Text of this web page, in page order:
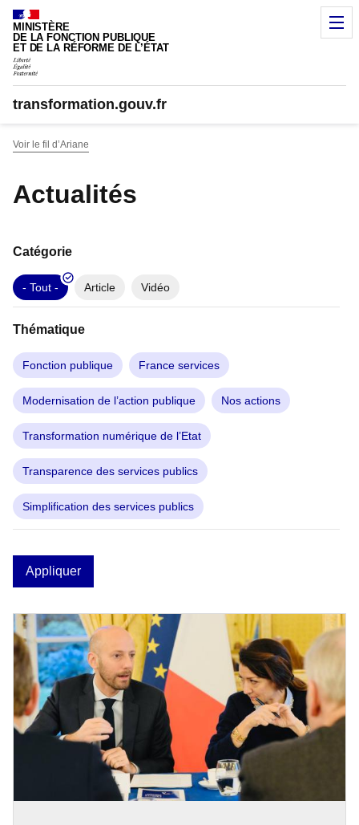
Panneau de gestion des cookies
MINISTÈRE
DE LA FONCTION PUBLIQUE
ET DE LA RÉFORME DE L’ÉTAT
transformation.gouv.fr
Voir le fil d’Ariane
Actualités
Catégorie
- Tout - Article Vidéo
Thématique
Fonction publique France services
Modernisation de l’action publique Nos actions
Transformation numérique de l’Etat
Transparence des services publics
Simplification des services publics